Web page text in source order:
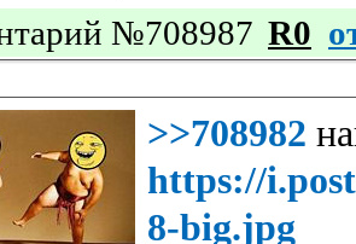
№708987 R0
>>708982
https://
8-big.jpg